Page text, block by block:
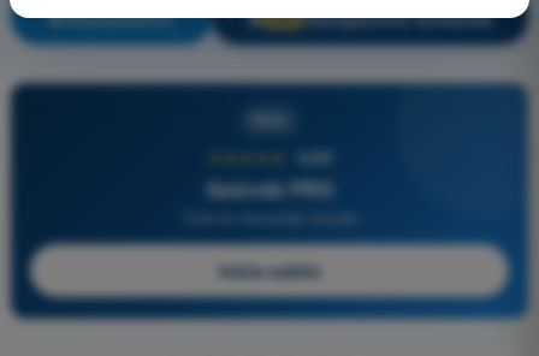
Allenamento! 🔒 PRO Spiegazione domanda
4,6/5
Quizvds PRO
Inizia subito